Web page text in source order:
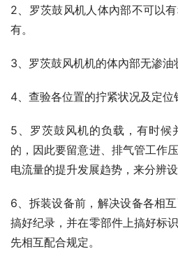
2、罗茨鼓风机人体內部不可以
有。
3、罗茨鼓风机机的体內部无渗油
4、查验各位置的拧紧状况及定位
5、罗茨鼓风机的负载，有时候
的，因此要留意进、排气管工作
电流量的提升发展趋势，来分辨
6、拆装设备前，解决设备各相
搞好纪录，并在零部件上搞好标
先相互配合规定。